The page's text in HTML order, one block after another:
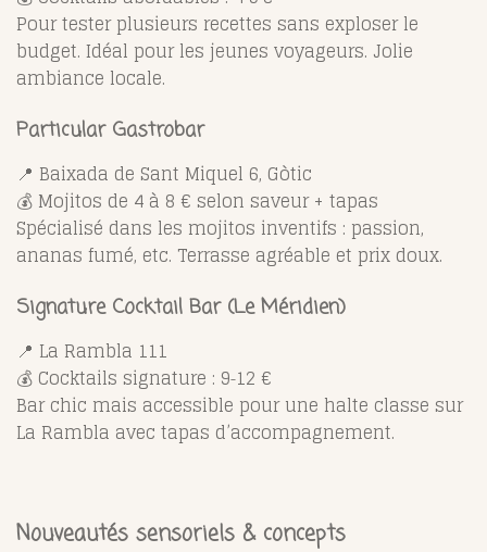
Pour tester plusieurs recettes sans exploser le
budget. Idéal pour les jeunes voyageurs. Jolie
ambiance locale.
Particular Gastrobar
📍 Baixada de Sant Miquel 6, Gòtic
💰 Mojitos de 4 à 8 € selon saveur + tapas
Spécialisé dans les mojitos inventifs : passion,
ananas fumé, etc. Terrasse agréable et prix doux.
Signature Cocktail Bar (Le Méridien)
📍 La Rambla 111
💰 Cocktails signature : 9‑12 €
Bar chic mais accessible pour une halte classe sur
La Rambla avec tapas d’accompagnement.
Nouveautés sensoriels & concepts